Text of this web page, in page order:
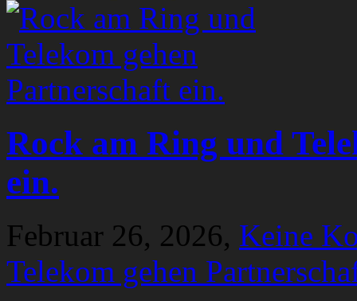
Rock am Ring und
ein.
Februar 26, 2026, Keine
Telekom gehen